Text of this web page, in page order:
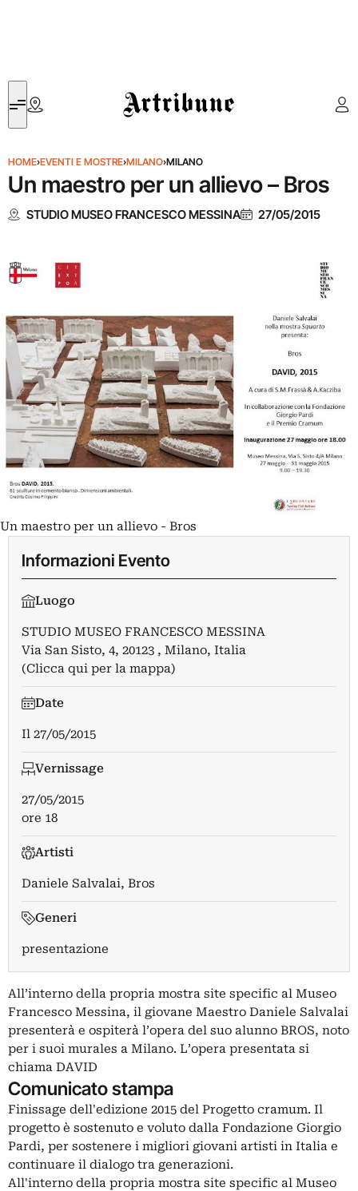
Artribune
HOME›EVENTI E MOSTRE›MILANO›MILANO
Un maestro per un allievo – Bros
STUDIO MUSEO FRANCESCO MESSINA 27/05/2015
Un maestro per un allievo - Bros
Informazioni Evento
Luogo
STUDIO MUSEO FRANCESCO MESSINA
Via San Sisto, 4, 20123 , Milano, Italia
(Clicca qui per la mappa)
Date
Il 27/05/2015
Vernissage
27/05/2015
ore 18
Artisti
Daniele Salvalai, Bros
Generi
presentazione
All’interno della propria mostra site specific al Museo
Francesco Messina, il giovane Maestro Daniele Salvalai
presenterà e ospiterà l’opera del suo alunno BROS, noto
per i suoi murales a Milano. L’opera presentata si
chiama DAVID
Comunicato stampa
Finissage dell'edizione 2015 del Progetto cramum. Il
progetto è sostenuto e voluto dalla Fondazione Giorgio
Pardi, per sostenere i migliori giovani artisti in Italia e
continuare il dialogo tra generazioni.
All'interno della propria mostra site specific al Museo